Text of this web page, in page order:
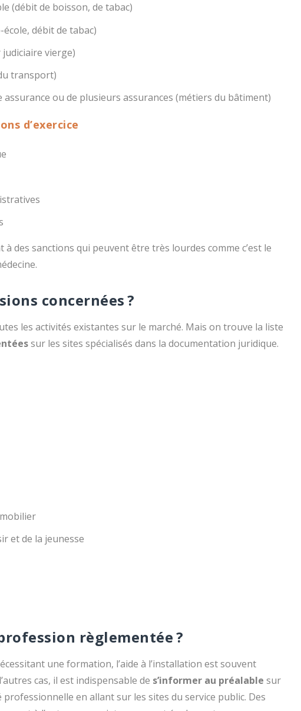
(débit de boisson, de tabac)
débit de tabac)
vierge)
transport)
assurance ou de plusieurs assurances (métiers du bâtiment)
d’exercice
des sanctions qui peuvent être très lourdes comme c’est le
concernées ?
les activités existantes sur le marché. Mais on trouve la liste
sur les sites spécialisés dans la documentation juridique.
et de la jeunesse
règlementée ?
une formation, l’aide à l’installation est souvent
cas, il est indispensable de s’informer au préalable sur
professionnelle en allant sur les sites du service public. Des